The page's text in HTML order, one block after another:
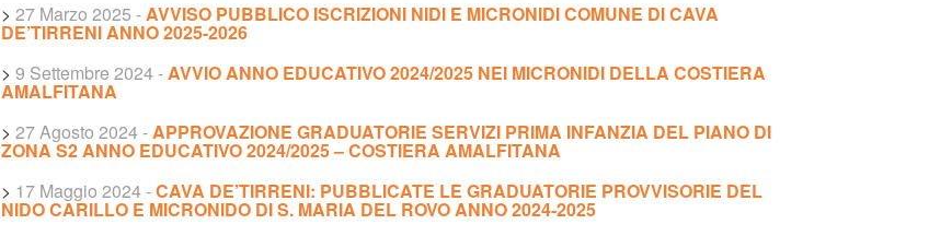
> 27 Marzo 2025 -AVVISO PUBBLICO ISCRIZIONI NIDI E MICRONIDI COMUNE DI CAVA
DE’TIRRENI ANNO 2025-2026
> 9 Settembre 2024-AVVIO ANNO EDUCATIVO 2024/2025 NEI MICRONIDI DELLA COSTIERA
AMALFITANA
> 27 Agosto 2024-APPROVAZIONE GRADUATORIE SERVIZI PRIMA INFANZIA DEL PIANO DI
ZONA S2 ANNO EDUCATIVO 2024/2025 – COSTIERA AMALFITANA
> 17 Maggio 2024-CAVA DE’TIRRENI: PUBBLICATE LE GRADUATORIE PROVVISORIE DEL
NIDO CARILLO E MICRONIDO DI S. MARIA DEL ROVO ANNO 2024-2025